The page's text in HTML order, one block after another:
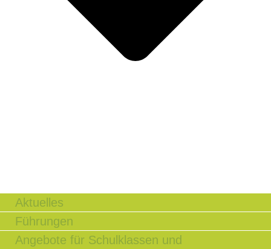
Aktuelles
Führungen
Angebote für Schulklassen und